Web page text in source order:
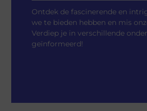
Ontdek de fascinerende en
we te bieden hebben en mis
Verdiep je in verschillende
geïnformeerd!